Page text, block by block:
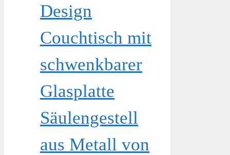
Design
Couchtisch mit
schwenkbarer
Glasplatte
Säulengestell
aus Metall von